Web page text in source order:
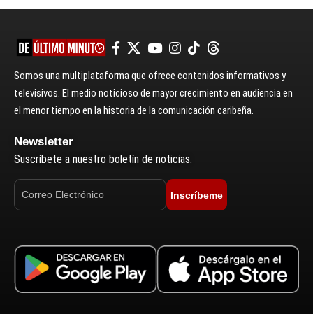
Somos una multiplataforma que ofrece contenidos informativos y
televisivos. El medio noticioso de mayor crecimiento en audiencia en
el menor tiempo en la historia de la comunicación caribeña.
Newsletter
Suscríbete a nuestro boletín de noticias.
Inscríbeme